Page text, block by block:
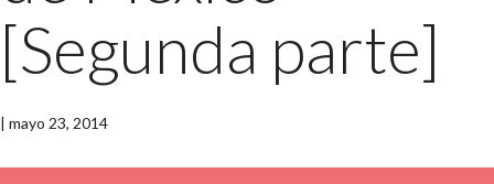
[Segunda parte]
| mayo 23, 2014